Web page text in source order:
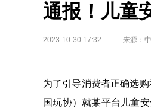
通报！儿童
2023-10-30 17:32 来源：中
为了引导消费者正确选
国玩协）就某平台儿童